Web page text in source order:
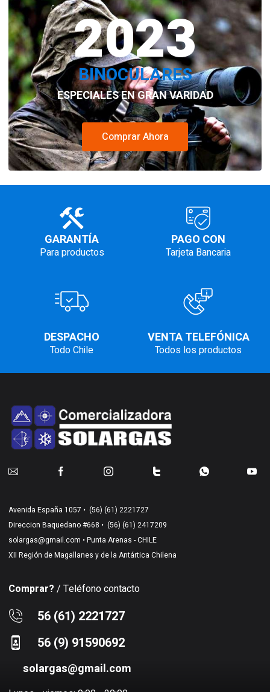
2023
BINOCULARES
ESPECIALES EN GRAN VARIDAD
Comprar Ahora
GARANTÍA
Para productos
PAGO CON
Tarjeta Bancaria
DESPACHO
Todo Chile
VENTA TELEFÓNICA
Todos los productos
Avenida España 1057 • (56) (61) 2221727
Direccion Baquedano #668 • (56) (61) 2417209
solargas@gmail.com • Punta Arenas - CHILE
XII Región de Magallanes y de la Antártica Chilena
Comprar? / Teléfono contacto
56 (61) 2221727
56 (9) 91590692
solargas@gmail.com